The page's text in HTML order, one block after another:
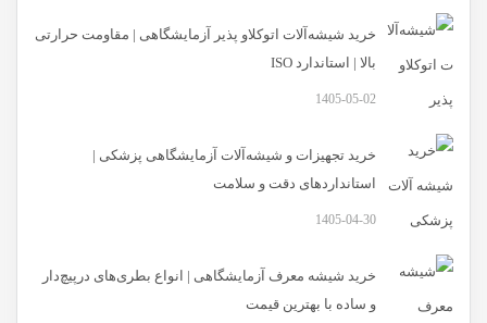
خرید شیشه‌آلات اتوکلاو پذیر آزمایشگاهی | مقاومت حرارتی
بالا | استاندارد ISO
1405-05-02
خرید تجهیزات و شیشه‌آلات آزمایشگاهی پزشکی |
استانداردهای دقت و سلامت
1405-04-30
خرید شیشه معرف آزمایشگاهی | انواع بطری‌های در‌پیچ‌دار
و ساده با بهترین قیمت